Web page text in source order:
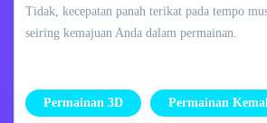
Tidak, kecepatan panah terikat pada tempo
seiring kemajuan Anda dalam permainan.
Permainan 3D Permainan